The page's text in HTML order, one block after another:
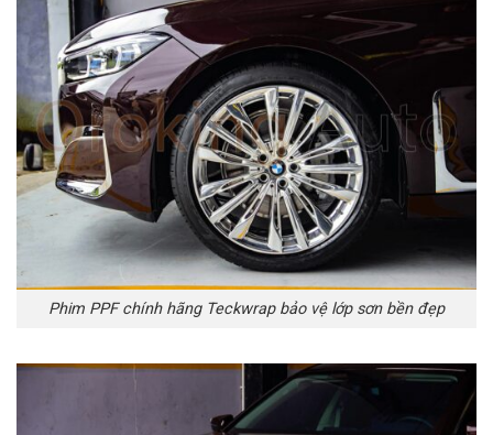
Phim PPF chính hãng Teckwrap bảo vệ lớp sơn bền đẹp